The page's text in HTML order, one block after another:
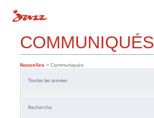
COMMUNIQUÉS
Nouvelles
> Communiqués
clés